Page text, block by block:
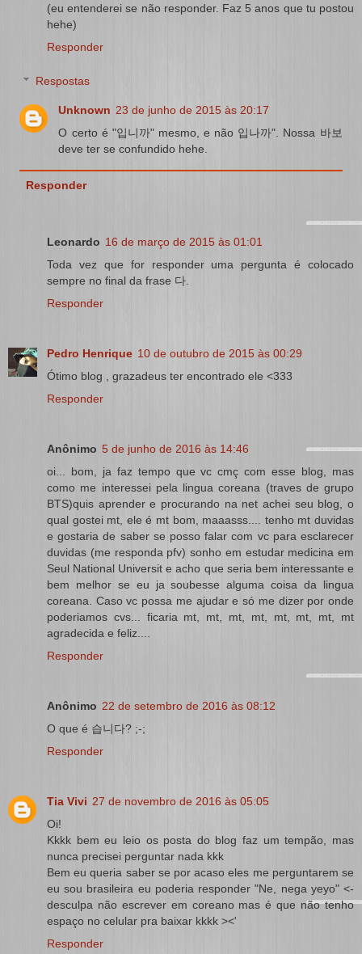
(eu entenderei se não responder. Faz 5 anos que tu postou
hehe)
Responder
Respostas
Unknown 23 de junho de 2015 às 20:17
O certo é "입니까" mesmo, e não 입나까". Nossa 바보
deve ter se confundido hehe.
Responder
Leonardo 16 de março de 2015 às 01:01
Toda vez que for responder uma pergunta é colocado
sempre no final da frase 다.
Responder
Pedro Henrique 10 de outubro de 2015 às 00:29
Ótimo blog , grazadeus ter encontrado ele <333
Responder
Anônimo 5 de junho de 2016 às 14:46
oi... bom, ja faz tempo que vc cmç com esse blog, mas
como me interessei pela lingua coreana (traves de grupo
BTS)quis aprender e procurando na net achei seu blog, o
qual gostei mt, ele é mt bom, maaasss.... tenho mt duvidas
e gostaria de saber se posso falar com vc para esclarecer
duvidas (me responda pfv) sonho em estudar medicina em
Seul National Universit e acho que seria bem interessante e
bem melhor se eu ja soubesse alguma coisa da lingua
coreana. Caso vc possa me ajudar e só me dizer por onde
poderiamos cvs... ficaria mt, mt, mt, mt, mt, mt, mt, mt
agradecida e feliz....
Responder
Anônimo 22 de setembro de 2016 às 08:12
O que é 습니다? ;-;
Responder
Tia Vivi 27 de novembro de 2016 às 05:05
Oi!
Kkkk bem eu leio os posta do blog faz um tempão, mas
nunca precisei perguntar nada kkk
Bem eu queria saber se por acaso eles me perguntarem se
eu sou brasileira eu poderia responder "Ne, nega yeyo" <-
desculpa não escrever em coreano mas é que não tenho
espaço no celular pra baixar kkkk ><'
Responder